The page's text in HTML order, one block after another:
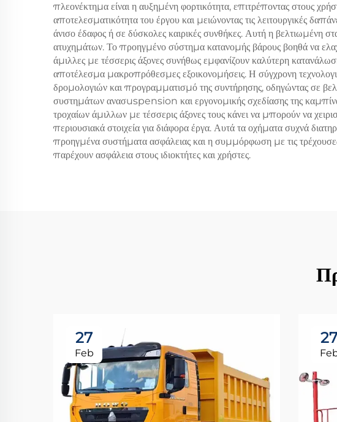
πλεονέκτημα είναι η αυξημένη φορτικότητα, επιτρέποντας στους
αποτελεσματικότητα του έργου και μειώνοντας τις λειτουργικές
άνισο έδαφος ή σε δύσκολες καιρικές συνθήκες. Αυτή η βελτιωμένη
ατυχημάτων. Το προηγμένο σύστημα κατανομής βάρους βοηθά να
άμιλλες με τέσσερις άξονες συνήθως εμφανίζουν καλύτερη
αποτέλεσμα μακροπρόθεσμες εξοικονομήσεις. Η σύγχρονη
δρομολογιών και προγραμματισμό της συντήρησης, οδηγώντας σε
συστημάτων ανασuspension και εργονομικής σχεδίασης της
τροχαίων άμιλλων με τέσσερις άξονες τους κάνει να μπορούν να
περιουσιακά στοιχεία για διάφορα έργα. Αυτά τα οχήματα συχνά
προηγμένα συστήματα ασφάλειας και η συμμόρφωση με τις
παρέχουν ασφάλεια στους ιδιοκτήτες και χρήστες.
27
Feb
27